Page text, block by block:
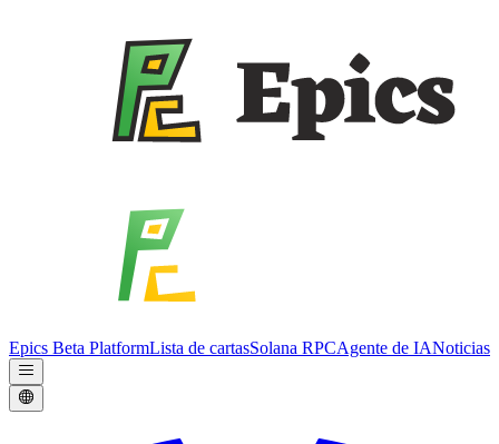
Epics Beta PlatformLista de cartasSolana RPCAgente de IANoticias